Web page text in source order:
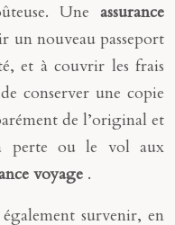
Une assurance
un nouveau passeport
et à couvrir les frais
conserver une copie
de l’original et
perte ou le vol aux
voyage .
survenir, en